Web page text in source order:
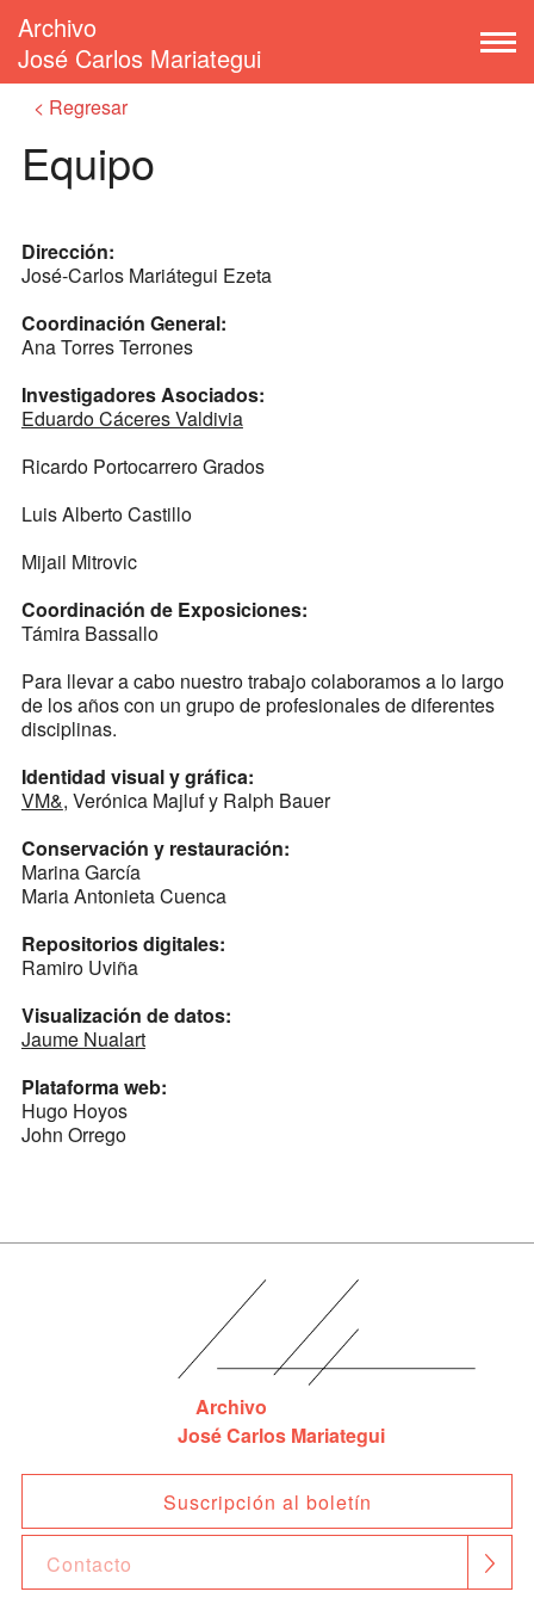
Archivo
José Carlos Mariategui
Regresar
Equipo
Dirección:
José-Carlos Mariátegui Ezeta
Coordinación General:
Ana Torres Terrones
Investigadores Asociados:
Eduardo Cáceres Valdivia
Ricardo Portocarrero Grados
Luis Alberto Castillo
Mijail Mitrovic
Coordinación de Exposiciones:
Támira Bassallo
Para llevar a cabo nuestro trabajo colaboramos a lo largo
de los años con un grupo de profesionales de diferentes
disciplinas.
Identidad visual y gráfica:
VM&, Verónica Majluf y Ralph Bauer
Conservación y restauración:
Marina García
Maria Antonieta Cuenca
Repositorios digitales:
Ramiro Uviña
Visualización de datos:
Jaume Nualart
Plataforma web:
Hugo Hoyos
John Orrego
Archivo
José Carlos Mariategui
Suscripción al boletín